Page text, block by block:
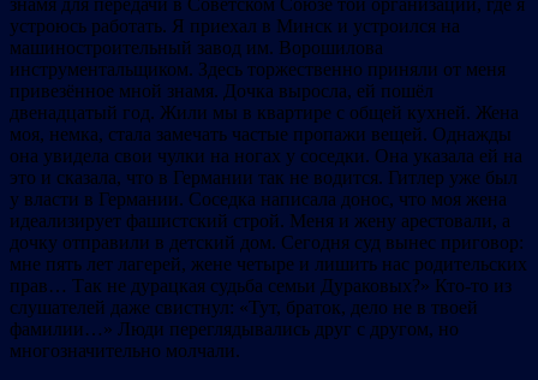
знамя для передачи в Советском Союзе той организации, где я
устроюсь работать. Я приехал в Минск и устроился на
машиностроительный завод им. Ворошилова
инструментальщиком. Здесь торжественно приняли от меня
привезённое мной знамя. Дочка выросла, ей пошёл
двенадцатый год. Жили мы в квартире с общей кухней. Жена
моя, немка, стала замечать частые пропажи вещей. Однажды
она увидела свои чулки на ногах у соседки. Она указала ей на
это и сказала, что в Германии так не водится. Гитлер уже был
у власти в Германии. Соседка написала донос, что моя жена
идеализирует фашистский строй. Меня и жену арестовали, а
дочку отправили в детский дом. Сегодня суд вынес приговор:
мне пять лет лагерей, жене четыре и лишить нас родительских
прав… Так не дурацкая судьба семьи Дураковых?» Кто-то из
слушателей даже свистнул: «Тут, браток, дело не в твоей
фамилии…» Люди переглядывались друг с другом, но
многозначительно молчали.